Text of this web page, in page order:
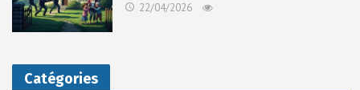
22/04/2026
Catégories